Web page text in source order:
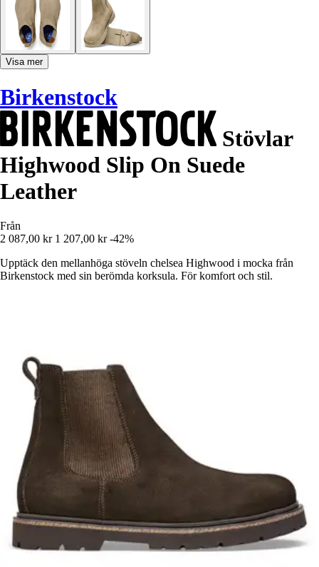
Visa mer
Birkenstock
Stövlar
Highwood Slip On Suede
Leather
Från
2 087,00 kr 1 207,00 kr -42%
Upptäck den mellanhöga stöveln chelsea Highwood i mocka från
Birkenstock med sin berömda korksula. För komfort och stil.